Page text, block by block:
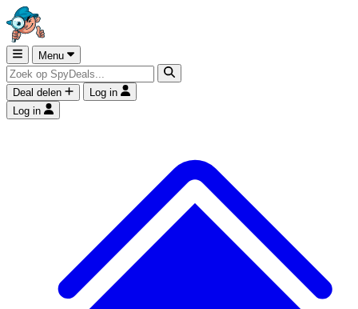
Menu
Deal delen
Log in
Log in